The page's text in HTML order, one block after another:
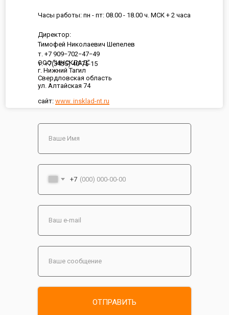
ООО "ИНСКЛАД"
г. Нижний Тагил
Свердловская область
ул. Алтайская 74
сайт: www. insklad-nt.ru
Часы работы: пн - пт: 08.00 - 18.00 ч. МСК + 2 часа
Директор:
Тимофей Николаевич Шепелев
т. +7 909−702−47−49
т. +7(3435) 40-75-15
+7
ОТПРАВИТЬ